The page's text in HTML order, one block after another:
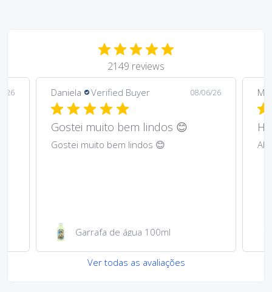
2149 reviews
26 Daniela Verified Buyer 08/06/26
Gostei muito bem lindos 😊
Gostei muito bem lindos 😊
Garrafa de água 100ml
Ver todas as avaliações